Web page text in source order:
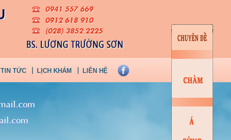
TIN TỨC LỊCH KHÁM LIÊN HỆ